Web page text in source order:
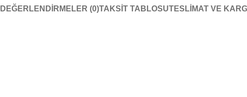
DEĞERLENDIRMELER (0)TAKSIT TABLOSUTESLIMAT VE